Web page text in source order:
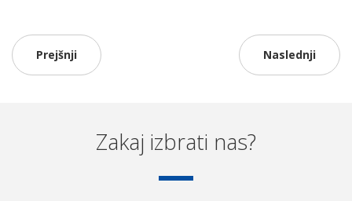
Prejšnji Naslednji
Zakaj izbrati nas?